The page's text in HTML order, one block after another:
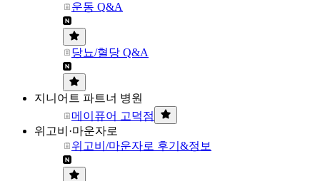
운동 Q&A
당뇨/혈당 Q&A
지니어트 파트너 병원
메이퓨어 고덕점
위고비·마운자로
위고비/마운자로 후기&정보